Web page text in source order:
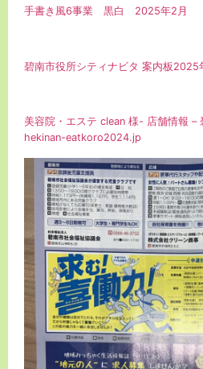
手書き風6事業 黒白 2025年2月
碧南市役所シティナビタ 案内板2025
美容院・エステ clean 様- 店舗情報 –
hekinan-eatkoro2024.jp